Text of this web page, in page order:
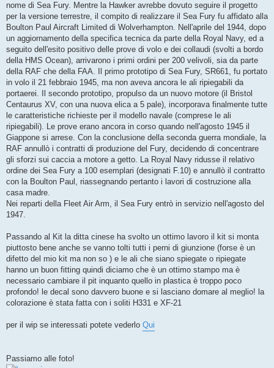
nome di Sea Fury. Mentre la Hawker avrebbe dovuto seguire il progetto
per la versione terrestre, il compito di realizzare il Sea Fury fu affidato alla
Boulton Paul Aircraft Limited di Wolverhampton. Nell'aprile del 1944, dopo
un aggiornamento della specifica tecnica da parte della Royal Navy, ed a
seguito dell'esito positivo delle prove di volo e dei collaudi (svolti a bordo
della HMS Ocean), arrivarono i primi ordini per 200 velivoli, sia da parte
della RAF che della FAA. Il primo prototipo di Sea Fury, SR661, fu portato
in volo il 21 febbraio 1945, ma non aveva ancora le ali ripiegabili da
portaerei. Il secondo prototipo, propulso da un nuovo motore (il Bristol
Centaurus XV, con una nuova elica a 5 pale), incorporava finalmente tutte
le caratteristiche richieste per il modello navale (comprese le ali
ripiegabili). Le prove erano ancora in corso quando nell'agosto 1945 il
Giappone si arrese. Con la conclusione della seconda guerra mondiale, la
RAF annullò i contratti di produzione del Fury, decidendo di concentrare
gli sforzi sui caccia a motore a getto. La Royal Navy ridusse il relativo
ordine dei Sea Fury a 100 esemplari (designati F.10) e annullò il contratto
con la Boulton Paul, riassegnando pertanto i lavori di costruzione alla
casa madre.
Nei reparti della Fleet Air Arm, il Sea Fury entrò in servizio nell'agosto del
1947.
Passando al Kit la ditta cinese ha svolto un ottimo lavoro il kit si monta
piuttosto bene anche se vanno tolti tutti i perni di giunzione (forse è un
difetto del mio kit ma non so ) e le ali che siano spiegate o ripiegate
hanno un buon fitting quindi diciamo che è un ottimo stampo ma è
necessario cambiare il pit inquanto quello in plastica è troppo poco
profondo! le decal sono davvero buone e si lasciano domare al meglio! la
colorazione è stata fatta con i soliti H331 e XF-21
per il wip se interessati potete vederlo Qui
Passiamo alle foto!